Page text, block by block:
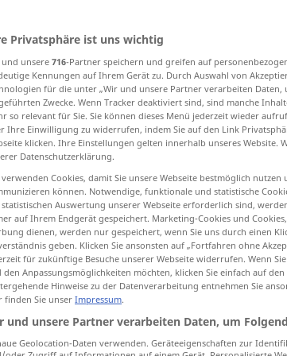
antippen)
sacrifice
release, abandonment
relinquishment
VerzichtAufgabe
leisten odüben) →
„verzichten“
Privatsphäre ist uns wichtig
unsere 716-Partner speichern und greifen auf
Kennungen auf Ihrem Gerät zu. Durch Auswahl von
für die unter „Wir und unsere Partner verarbeiten Daten,
Zwecke. Wenn Tracker deaktiviert sind, sind manche
so relevant für Sie. Sie können dieses Menü jederzeit wieder
Ihre Einwilligung zu widerrufen, indem Sie auf den Link
klicken. Ihre Einstellungen gelten innerhalb unseres Website.
Datenschutzerklärung.
Cookies, damit Sie unsere Webseite bestmöglich
können. Notwendige, funktionale und statistische
Auswertung unserer Webseite erforderlich sind,
auf Ihrem Endgerät gespeichert. Marketing-Cookies und
dienen, werden nur gespeichert, wenn Sie uns durch einen
geben. Klicken Sie ansonsten auf „Fortfahren ohne
für zukünftige Besuche unserer Webseite widerrufen. Wenn
den Anpassungsmöglichkeiten möchten, klicken Sie einfach auf
Hinweise zu der Datenverarbeitung entnehmen Sie
finden Sie unser Impressum.
und unsere Partner verarbeiten Daten, um
Geolocation-Daten verwenden. Geräteeigenschaften zur